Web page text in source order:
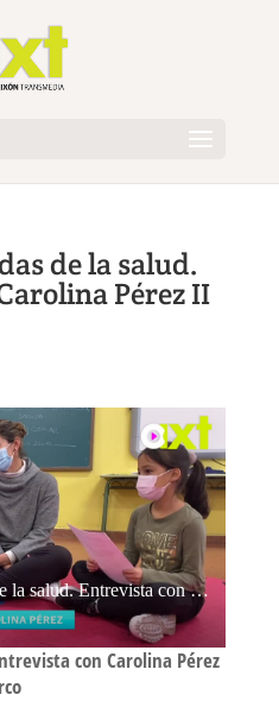
de la salud.
Pérez II
con Carolina Pérez